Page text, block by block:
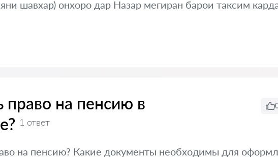
шавхар) онхоро дар Назар мегиран барои таксим
право на пенсию в
1 ответ
на пенсию? Какие документы необходимы для